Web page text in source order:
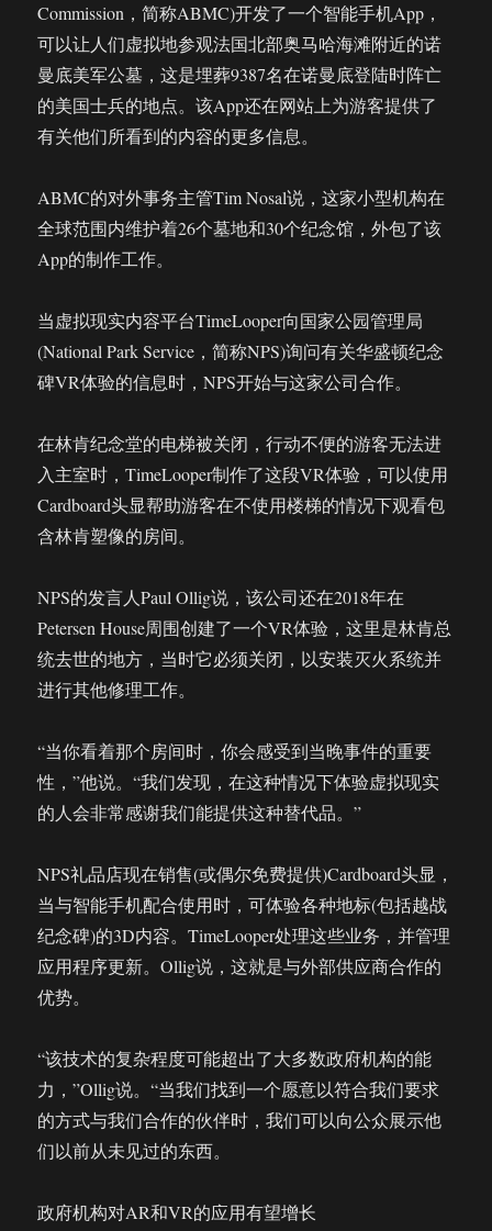
Commission，简称ABMC)开发了一个智能手机App，
可以让人们虚拟地参观法国北部奥马哈海滩附近的诺
曼底美军公墓，这是埋葬9387名在诺曼底登陆时阵亡
的美国士兵的地点。该App还在网站上为游客提供了
有关他们所看到的内容的更多信息。
ABMC的对外事务主管Tim Nosal说，这家小型机构在
全球范围内维护着26个墓地和30个纪念馆，外包了该
App的制作工作。
当虚拟现实内容平台TimeLooper向国家公园管理局
(National Park Service，简称NPS)询问有关华盛顿纪念
碑VR体验的信息时，NPS开始与这家公司合作。
在林肯纪念堂的电梯被关闭，行动不便的游客无法进
入主室时，TimeLooper制作了这段VR体验，可以使用
Cardboard头显帮助游客在不使用楼梯的情况下观看包
含林肯塑像的房间。
NPS的发言人Paul Ollig说，该公司还在2018年在
Petersen House周围创建了一个VR体验，这里是林肯总
统去世的地方，当时它必须关闭，以安装灭火系统并
进行其他修理工作。
“当你看着那个房间时，你会感受到当晚事件的重要
性，”他说。“我们发现，在这种情况下体验虚拟现实
的人会非常感谢我们能提供这种替代品。”
NPS礼品店现在销售(或偶尔免费提供)Cardboard头显，
当与智能手机配合使用时，可体验各种地标(包括越战
纪念碑)的3D内容。TimeLooper处理这些业务，并管理
应用程序更新。Ollig说，这就是与外部供应商合作的
优势。
“该技术的复杂程度可能超出了大多数政府机构的能
力，”Ollig说。“当我们找到一个愿意以符合我们要求
的方式与我们合作的伙伴时，我们可以向公众展示他
们以前从未见过的东西。
政府机构对AR和VR的应用有望增长